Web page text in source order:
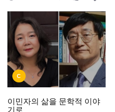
C
이민자의 삶을 문학적 이야
기로